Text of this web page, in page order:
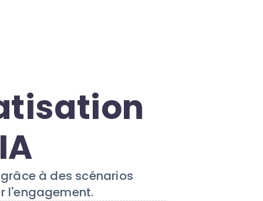
à des scénarios
l'engagement.